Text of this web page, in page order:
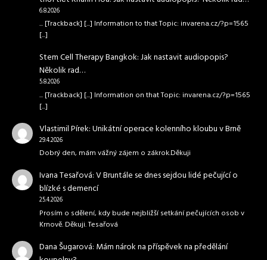
6.8.2026
... [Trackback] [...] Information to that Topic: invarena.cz/?p=1565
[...]
Stem Cell Therapy Bangkok:Jak nastavit audiopopis?
Několik rad…
5.8.2026
... [Trackback] [...] Information on that Topic: invarena.cz/?p=1565
[...]
Vlastimil Pírek:Unikátní operace kolenního kloubu v Brně
29.4.2026
Dobrý den, mám vážný zájem o zákrok.Děkuji
Ivana Tesařová:V Bruntále se dnes sejdou lidé pečující o
blízké s demencí
25.4.2026
Prosím o sdělení, kdy bude nejbližší setkání pečujících osob v
Krnově. Děkuji. Tesařová
Dana Šugarová: Mám nárok na příspěvek na předělání